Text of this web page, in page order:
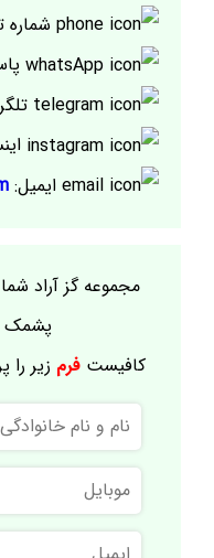
ایمیل:
مجموعه گز آراد
پشمک
کافیستفرم زیر را
نام
و
نام
خانوادگی
موبایل
ایمیل